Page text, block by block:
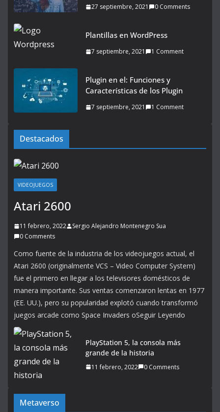
27 septiembre, 2021 0 Comments
Plantillas en WordPress
7 septiembre, 2021 1 Comment
Plugin en el: Funciones y
Características de los Plugin
7 septiembre, 2021 1 Comment
Destacados
VIDEOJUEGOS
Atari 2600
11 febrero, 2022
Sergio Alejandro Montenegro Sua
0 Comments
Como fuente de la industria de los videojuegos actual, el
Atari 2600 (originalmente VCS – Video Computer System)
fue el primero en llegar a los televisores domésticos de
manera importante. Sus ventas comenzaron lentas en 1977
(EE. UU.), pero su popularidad explotó cuando transformó
juegos arcade como Space Invaders oSeguir Leyendo
PlayStation 5, la consola más
grande de la historia
11 febrero, 2022 0 Comments
Metaverso